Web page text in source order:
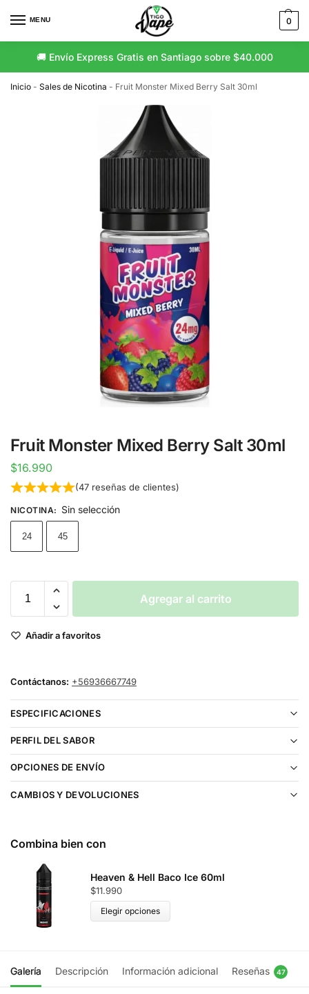
MENU 0
🚚 Envío Express Gratis en Santiago sobre $40.000
Inicio - Sales de Nicotina - Fruit Monster Mixed Berry Salt 30ml
Fruit Monster Mixed Berry Salt 30ml
$16.990
(47reseñas de clientes)
NICOTINA: Sin selección
24 45
Agregar al carrito
Añadir a favoritos
Contáctanos: +56936667749
ESPECIFICACIONES
PERFIL DEL SABOR
OPCIONES DE ENVÍO
CAMBIOS Y DEVOLUCIONES
Combina bien con
Heaven & Hell Baco Ice 60ml
$11.990
Elegir opciones
Galería Descripción Información adicional Reseñas 47